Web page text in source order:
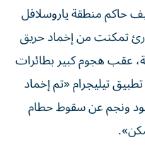
حاكم منطقة ياروسلافل
تمكنت ‌من إخماد حريق
​عقب هجوم ⁠كبير بطائرات
‌تيليجرام «تم إخماد
ونجم عن سقوط حطام